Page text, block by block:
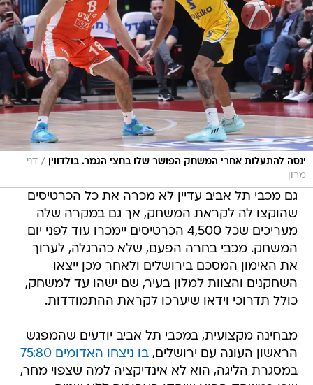
ינסה להתעלות אחרי המשחק הפושר שלו בחצי הגמר. בולדווין / דני
מרון
גם מכבי תל אביב עדיין לא מכרה את כל הכרטיסים
שהוקצו לה לקראת המשחק, אך גם במקרה שלה
מעריכים שכל 4,500 הכרטיסים יימכרו עוד לפני יום
המשחק. מכבי בחרה הפעם, שלא כהרגלה, לערוך
את האימון המסכם בירושלים ולאחר מכן ייצאו
השחקנים והצוות למלון בעיר, שם ישהו עד למשחק,
כולל תדרוכי וידאו שיערכו לקראת ההתמודדות.
מבחינה מקצועית, במכבי תל אביב יודעים שהמפגש
הראשון העונה עם ירושלים,בו ניצחו האדומים 75:80
במסגרת הליגה, הוא לא אינדיקציה למה שצפוי מחר,